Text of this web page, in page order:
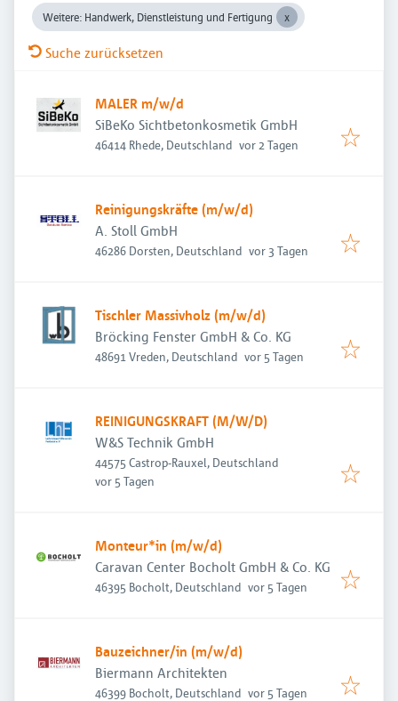
Weitere: Handwerk, Dienstleistung und Fertigung
Suche zurücksetzen
MALER m/w/d
SiBeKo Sichtbetonkosmetik GmbH
46414 Rhede, Deutschland Veröffentlicht
vor 2 Tagen
Reinigungskräfte (m/w/d)
A. Stoll GmbH
46286 Dorsten, Deutschland Veröffentlicht
vor 3 Tagen
Tischler Massivholz (m/w/d)
Bröcking Fenster GmbH & Co. KG
48691 Vreden, Deutschland Veröffentlicht
vor 5 Tagen
REINIGUNGSKRAFT (M/W/D)
W&S Technik GmbH
44575 Castrop-Rauxel, Deutschland
Veröffentlicht
vor 5 Tagen
Monteur*in (m/w/d)
Caravan Center Bocholt GmbH & Co. KG
46395 Bocholt, Deutschland Veröffentlicht
vor 5 Tagen
Bauzeichner/in (m/w/d)
Biermann Architekten
46399 Bocholt, Deutschland Veröffentlicht
vor 5 Tagen